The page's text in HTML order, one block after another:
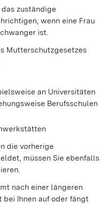
zuständige
wenn eine Frau
ist.
Mutterschutzgesetzes
an Universitäten
Berufsschulen
die vorherige
müssen Sie ebenfalls
nach einer längeren
bei Ihnen auf oder fängt